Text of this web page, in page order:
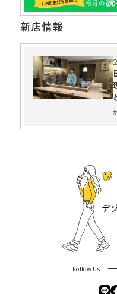
新店情報
Follow Us